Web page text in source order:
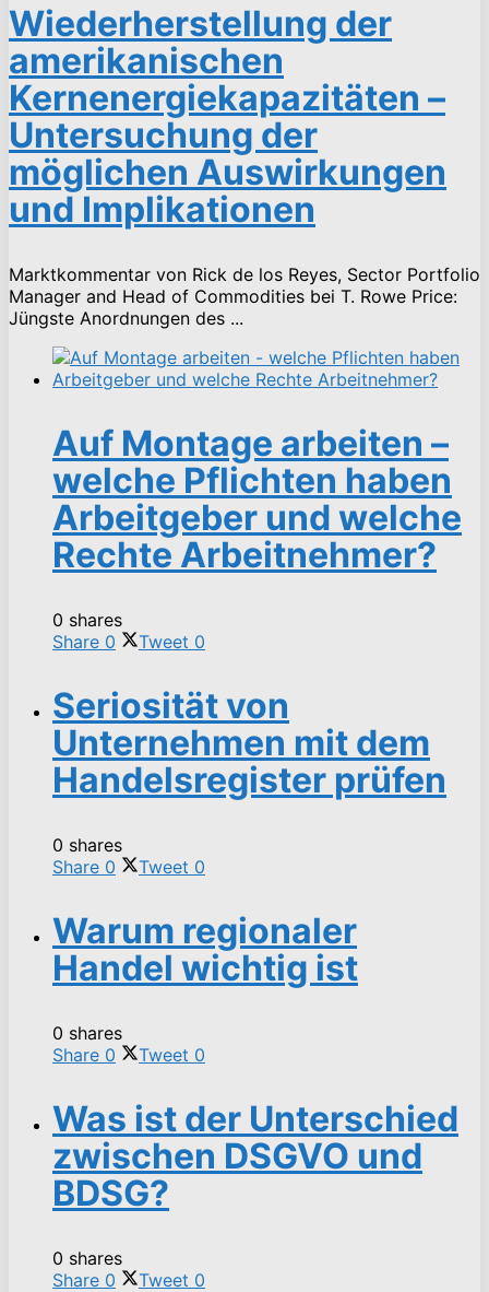
Wiederherstellung der
amerikanischen
Kernenergiekapazitäten –
Untersuchung der
möglichen Auswirkungen
und Implikationen
Marktkommentar von Rick de los Reyes, Sector Portfolio
Manager and Head of Commodities bei T. Rowe Price:
Jüngste Anordnungen des ...
Auf Montage arbeiten –
welche Pflichten haben
Arbeitgeber und welche
Rechte Arbeitnehmer?
0 shares
Share 0 Tweet 0
Seriosität von
Unternehmen mit dem
Handelsregister prüfen
0 shares
Share 0 Tweet 0
Warum regionaler
Handel wichtig ist
0 shares
Share 0 Tweet 0
Was ist der Unterschied
zwischen DSGVO und
BDSG?
0 shares
Share 0 Tweet 0